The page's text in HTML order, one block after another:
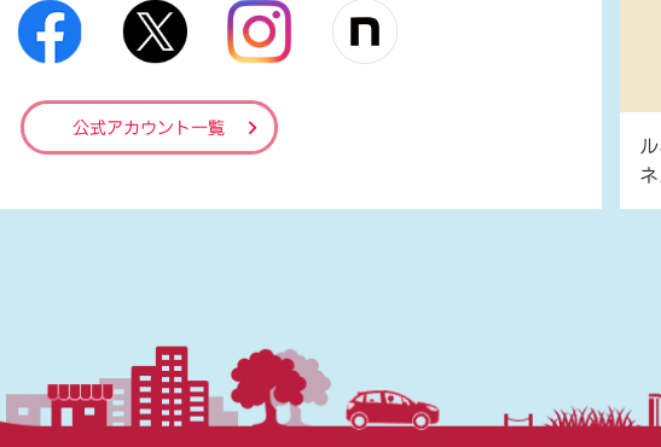
公式アカウント一覧